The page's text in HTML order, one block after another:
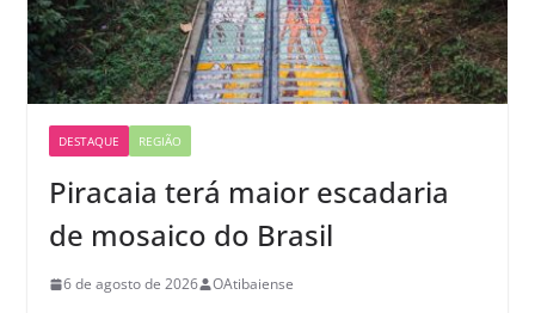
DESTAQUE REGIÃO
Piracaia terá maior escadaria
de mosaico do Brasil
6 de agosto de 2026 OAtibaiense